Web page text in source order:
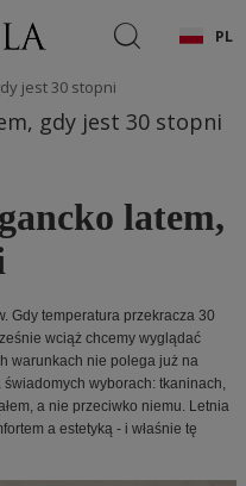
PL
jest 30 stopni
gdy jest 30 stopni
latem,
Gdy temperatura przekracza 30
wciąż chcemy wyglądać
warunkach nie polega już na
wyborach: tkaninach,
a nie przeciwko niemu. Letnia
a estetyką - i właśnie tę